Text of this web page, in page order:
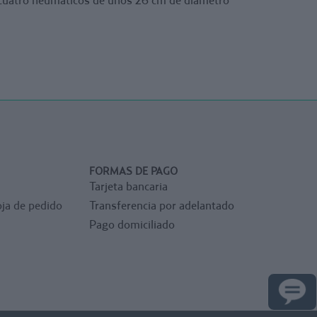
de pedido
FORMAS DE PAGO
Tarjeta bancaria
Transferencia por adelantado
Pago domiciliado